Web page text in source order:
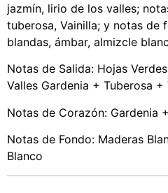
jazmín, lirio de los valles;
tuberosa, Vainilla; y notas de
blandas, ámbar, almizcle
Notas de Salida: Hojas
Valles Gardenia + Tuberosa +
Notas de Corazón: Gardenia
Notas de Fondo: Maderas
Blanco